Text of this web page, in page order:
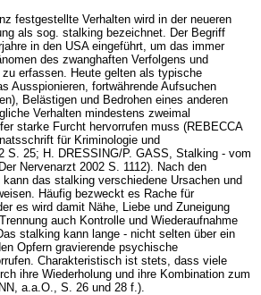
festgestellte Verhalten wird in der neueren
als sog. stalking bezeichnet. Der Begriff
in den USA eingeführt, um das immer
des zwanghaften Verfolgens und
erfassen. Heute gelten als typische
Ausspionieren, fortwährende Aufsuchen
Belästigen und Bedrohen eines anderen
Verhalten mindestens zweimal
starke Furcht hervorrufen muss (REBECCA
für Kriminologie und
S. 25; H. DRESSING/P. GASS, Stalking - vom
Nervenarzt 2002 S. 1112). Nach den
das stalking verschiedene Ursachen und
Häufig bezweckt es Rache für
es wird damit Nähe, Liebe und Zuneigung
auch Kontrolle und Wiederaufnahme
stalking kann lange - nicht selten über ein
Opfern gravierende psychische
Charakteristisch ist stets, dass viele
ihre Wiederholung und ihre Kombination zum
a.a.O., S. 26 und 28 f.).